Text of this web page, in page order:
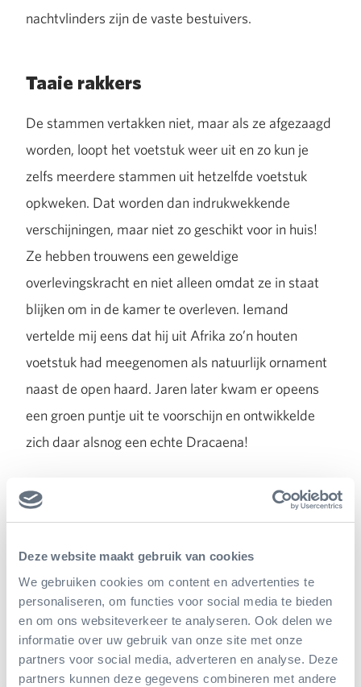
Deze website maakt gebruik van cookies
We gebruiken cookies om content en advertenties te
personaliseren, om functies voor social media te bieden
en om ons websiteverkeer te analyseren. Ook delen we
informatie over uw gebruik van onze site met onze
partners voor social media, adverteren en analyse. Deze
partners kunnen deze gegevens combineren met andere
nachtvlinders zijn de vaste bestuivers.
Taaie rakkers
De stammen vertakken niet, maar als ze afgezaagd
worden, loopt het voetstuk weer uit en zo kun je
zelfs meerdere stammen uit hetzelfde voetstuk
opkweken. Dat worden dan indrukwekkende
verschijningen, maar niet zo geschikt voor in huis!
Ze hebben trouwens een geweldige
overlevingskracht en niet alleen omdat ze in staat
blijken om in de kamer te overleven. Iemand
vertelde mij eens dat hij uit Afrika zo’n houten
voetstuk had meegenomen als natuurlijk ornament
naast de open haard. Jaren later kwam er opeens
een groen puntje uit te voorschijn en ontwikkelde
zich daar alsnog een echte Dracaena!
Fabelachtig sap
grootste Dracaena. Hij wordt meer dan tien meter
hoog, maar doet daar honderden jaren over. Bij
verwonding komt er een sap tevoorschijn dat aan
de lucht naar oranje-rood verkleurt. Volgens
sommigen leek het sprekend op drakenbloed,